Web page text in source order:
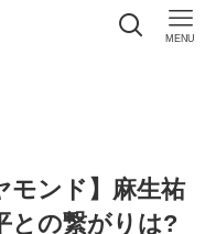
MENU
モンド】麻生祐
との繋がりは?